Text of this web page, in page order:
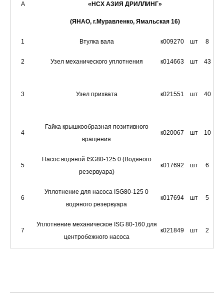
А
«НСХ АЗИЯ ДРИЛЛИНГ»
(ЯНАО, г.Муравленко, Ямальская 16)
1 Втулка вала к009270 шт 8
2 Узел механического уплотнения к014663 шт 43
3 Узел прихвата к021551 шт 40
4
Гайка крышкообразная позитивного
вращения
к020067 шт 10
5
Насос водяной ISG80-125 0 (Водяного
резервуара)
к017692 шт 6
6
Уплотнение для насоса ISG80-125 0
водяного резервуара
к017694 шт 5
7
Уплотнение механическое ISG 80-160 для
центробежного насоса
к021849 шт 2